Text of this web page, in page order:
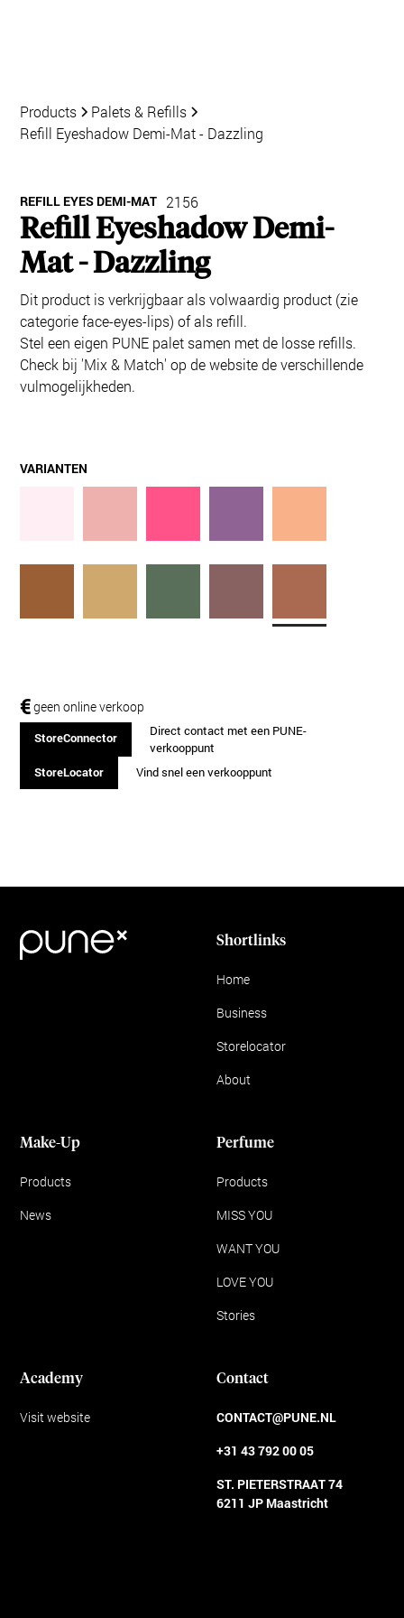
Products
Palets & Refills
Refill Eyeshadow Demi-Mat - Dazzling
REFILL EYES DEMI-MAT 2156
Refill Eyeshadow Demi-
Mat - Dazzling
Dit product is verkrijgbaar als volwaardig product (zie
categorie face-eyes-lips) of als refill.
Stel een eigen PUNE palet samen met de losse refills.
Check bij 'Mix & Match' op de website de verschillende
vulmogelijkheden.
VARIANTEN
€geen online verkoop
StoreConnector
Direct contact met een PUNE-
verkooppunt
StoreLocator
Vind snel een verkooppunt
Shortlinks
Home
Business
Storelocator
About
Make-Up
Products
News
Perfume
Products
MISS YOU
WANT YOU
LOVE YOU
Stories
Academy
Visit website
Contact
CONTACT@PUNE.NL
+31 43 792 00 05
ST. PIETERSTRAAT 74
6211 JP Maastricht